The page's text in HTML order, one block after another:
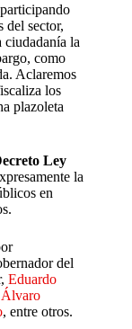
del sector,
la
como
Aclaremos
los
plazoleta
Ley
la
en
del
Eduardo
, entre otros.